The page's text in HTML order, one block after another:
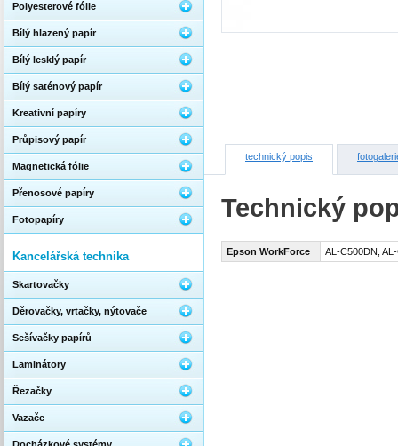
technický popis
Technický
Epson WorkForce AL-C500DN,
Polyesterové fólie
Bílý hlazený papír
Bílý lesklý papír
Bílý saténový papír
Kreativní papíry
Průpisový papír
Magnetická fólie
Přenosové papíry
Fotopapíry
Kancelářská technika
Skartovačky
Děrovačky, vrtačky, nýtovače
Sešívačky papírů
Laminátory
Řezačky
Vazače